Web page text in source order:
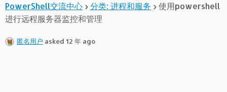
PowerShell交流中心 › 分类: 进程和服务 › 使用powershell
进行远程服务器监控和管理
匿名用户 asked 12 年 ago